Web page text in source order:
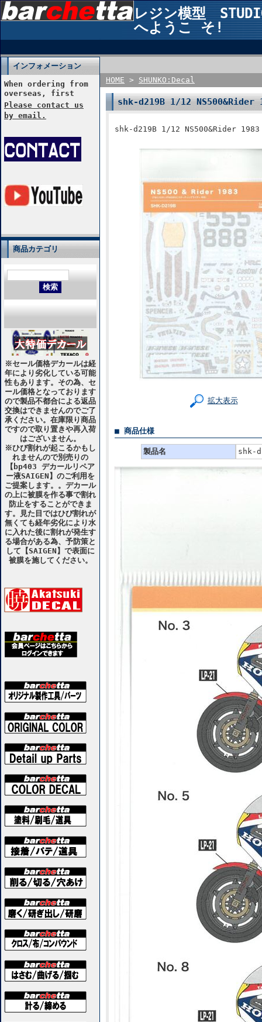
レジン模型
へようこ そ!
インフォメーション
When ordering from
overseas, first
Please contact us
by email.
商品カテゴリ
※セール価格デカールは経
年により劣化している可能
性もあります。その為、セ
ール価格となっております
ので製品不都合による返品
交換はできませんのでご了
承ください。在庫限り商品
ですので取り置きや再入荷
はございません。
※ひび割れが起こるかもし
れませんので別売りの
【bp403 デカールリペア
ー液SAIGEN】のご利用を
ご提案します。。デカール
の上に被膜を作る事で割れ
防止をすることができま
す。見た目ではひび割れが
無くても経年劣化により水
に入れた後に割れが発生す
る場合がある為、予防策と
して【SAIGEN】で表面に
被膜を施してください。
HOME > SHUNKO:Decal
shk-d219B 1/12 NS500&Rider
shk-d219B 1/12 NS500&Rider 1983
拡大表示
■ 商品仕様
製品名 shk-